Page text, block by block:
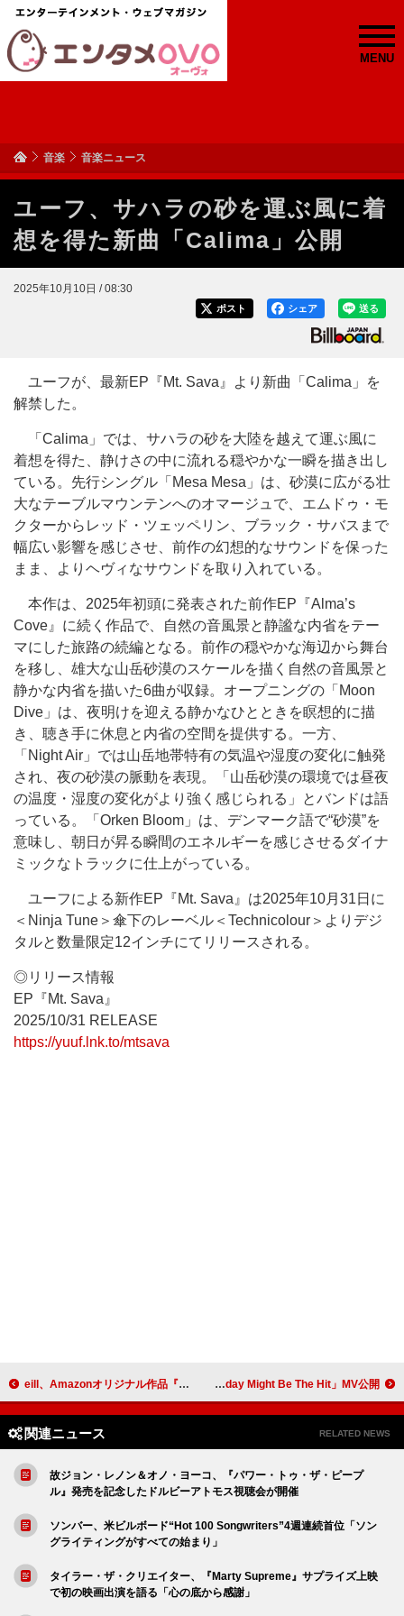
MENU
音楽 音楽ニュース
ユーフ、サハラの砂を運ぶ風に着
想を得た新曲「Calima」公開
2025年10月10日 / 08:30
送る
シェア
ポスト
ユーフが、最新EP『Mt. Sava』より新曲「Calima」を
解禁した。
「Calima」では、サハラの砂を大陸を越えて運ぶ風に
着想を得た、静けさの中に流れる穏やかな一瞬を描き出し
ている。先行シングル「Mesa Mesa」は、砂漠に広がる壮
大なテーブルマウンテンへのオマージュで、エムドゥ・モ
クターからレッド・ツェッペリン、ブラック・サバスまで
幅広い影響を感じさせ、前作の幻想的なサウンドを保った
まま、よりヘヴィなサウンドを取り入れている。
本作は、2025年初頭に発表された前作EP『Alma’s
Cove』に続く作品で、自然の音風景と静謐な内省をテー
マにした旅路の続編となる。前作の穏やかな海辺から舞台
を移し、雄大な山岳砂漠のスケールを描く自然の音風景と
静かな内省を描いた6曲が収録。オープニングの「Moon
Dive」は、夜明けを迎える静かなひとときを瞑想的に描
き、聴き手に休息と内省の空間を提供する。一方、
「Night Air」では山岳地帯特有の気温や湿度の変化に触発
され、夜の砂漠の脈動を表現。「山岳砂漠の環境では昼夜
の温度・湿度の変化がより強く感じられる」とバンドは語
っている。「Orken Bloom」は、デンマーク語で“砂漠”を
意味し、朝日が昇る瞬間のエネルギーを感じさせるダイナ
ミックなトラックに仕上がっている。
ユーフによる新作EP『Mt. Sava』は2025年10月31日に
＜Ninja Tune＞傘下のレーベル＜Technicolour＞よりデジ
タルと数量限定12インチにてリリースされる。
◎リリース情報
EP『Mt. Sava』
2025/10/31 RELEASE
https://yuuf.lnk.to/mtsava
eill、Amazonオリジナル作品『ラブ トランジット』シーズン3の主題歌を担当 ソーリー、新曲「Today Might Be The Hit」MV公開
関連ニュース RELATED NEWS
故ジョン・レノン＆オノ・ヨーコ、『パワー・トゥ・ザ・ピープ
ル』発売を記念したドルビーアトモス視聴会が開催
ソンバー、米ビルボード“Hot 100 Songwriters”4週連続首位「ソン
グライティングがすべての始まり」
タイラー・ザ・クリエイター、『Marty Supreme』サプライズ上映
で初の映画出演を語る「心の底から感謝」